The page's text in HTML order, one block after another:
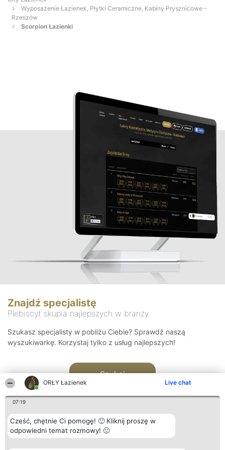
ORŁY Łazienek Live chat
07:19
Cześć, chętnie Ci pomogę! 🙂 Kliknij proszę w
odpowiedni temat rozmowy! 🙂
Wyposażenie Łazienek, Płytki Ceramiczne, Kabiny Prysznicowe -
Rzeszów
Scorpion Łazienki
Znajdź specjalistę
Plebiscyt skupia najlepszych w branży
Szukasz specjalisty w pobliżu Ciebie? Sprawdź naszą
wyszukiwarkę. Korzystaj tylko z usług najlepszych!
Szukaj
Organizator plebiscytu Plebiscyt Kontakt